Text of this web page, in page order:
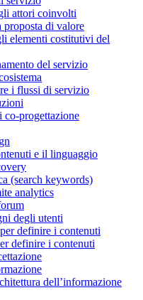
attori coinvolti
proposta di valore
elementi costitutivi del
del servizio
i flussi di servizio
co-progettazione
e il linguaggio
(search keywords)
analytics
degli utenti
definire i contenuti
definire i contenuti
dell’informazione